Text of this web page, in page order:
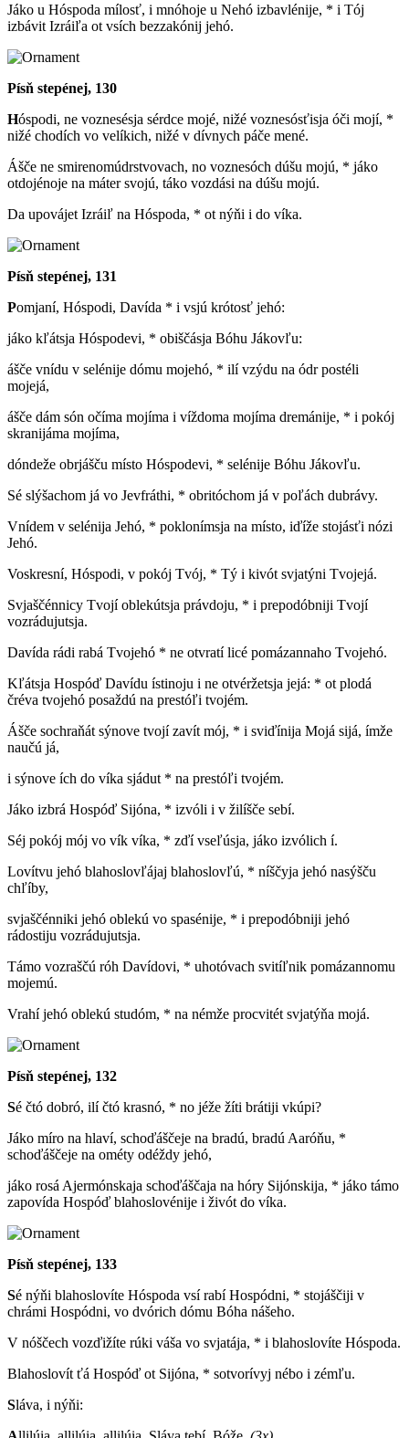
Jáko u Hóspoda mílosť, i mnóhoje u Nehó izbavlénije, * i Tój
izbávit Izráiľa ot vsích bezzakónij jehó.
Písň stepénej, 130
Hóspodi, ne voznesésja sérdce mojé, nižé voznesósťisja óči mojí, *
nižé chodích vo velíkich, nižé v dívnych páče mené.
Ášče ne smirenomúdrstvovach, no voznesóch dúšu mojú, * jáko
otdojénoje na máter svojú, táko vozdási na dúšu mojú.
Da upovájet Izráiľ na Hóspoda, * ot nýňi i do víka.
Písň stepénej, 131
Pomjaní, Hóspodi, Davída * i vsjú krótosť jehó:
jáko kľátsja Hóspodevi, * obiščásja Bóhu Jákovľu:
ášče vnídu v selénije dómu mojehó, * ilí vzýdu na ódr postéli
mojejá,
ášče dám són očíma mojíma i víždoma mojíma dremánije, * i pokój
skranijáma mojíma,
dóndeže obrjášču místo Hóspodevi, * selénije Bóhu Jákovľu.
Sé slýšachom já vo Jevfráthi, * obritóchom já v poľách dubrávy.
Vnídem v selénija Jehó, * poklonímsja na místo, iďíže stojásťi nózi
Jehó.
Voskresní, Hóspodi, v pokój Tvój, * Tý i kivót svjatýni Tvojejá.
Svjaščénnicy Tvojí oblekútsja právdoju, * i prepodóbniji Tvojí
vozrádujutsja.
Davída rádi rabá Tvojehó * ne otvratí licé pomázannaho Tvojehó.
Kľátsja Hospóď Davídu ístinoju i ne otvéržetsja jejá: * ot plodá
čréva tvojehó posaždú na prestóľi tvojém.
Ášče sochraňát sýnove tvojí zavít mój, * i sviďínija Mojá sijá, ímže
naučú já,
i sýnove ích do víka sjádut * na prestóľi tvojém.
Jáko izbrá Hospóď Sijóna, * izvóli i v žilíšče sebí.
Séj pokój mój vo vík víka, * zďí vseľúsja, jáko izvólich í.
Lovítvu jehó blahoslovľájaj blahoslovľú, * níščyja jehó nasýšču
chľíby,
svjaščénniki jehó oblekú vo spasénije, * i prepodóbniji jehó
rádostiju vozrádujutsja.
Támo vozraščú róh Davídovi, * uhotóvach svitíľnik pomázannomu
mojemú.
Vrahí jehó oblekú studóm, * na némže procvitét svjatýňa mojá.
Písň stepénej, 132
Sé čtó dobró, ilí čtó krasnó, * no jéže žíti brátiji vkúpi?
Jáko míro na hlaví, schoďáščeje na bradú, bradú Aaróňu, *
schoďáščeje na ométy odéždy jehó,
jáko rosá Ajermónskaja schoďáščaja na hóry Sijónskija, * jáko támo
zapovída Hospóď blahoslovénije i živót do víka.
Písň stepénej, 133
Sé nýňi blahoslovíte Hóspoda vsí rabí Hospódni, * stojáščiji v
chrámi Hospódni, vo dvórich dómu Bóha nášeho.
V nóščech vozďižíte rúki váša vo svjatája, * i blahoslovíte Hóspoda.
Blahoslovít ťá Hospóď ot Sijóna, * sotvorívyj nébo i zémľu.
Sláva, i nýňi: